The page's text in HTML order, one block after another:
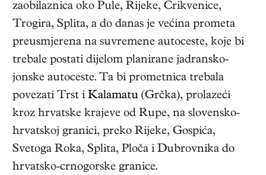
zaobilaznica oko Pule, Rijeke, Crikvenice,
Trogira, Splita, a do danas je većina prometa
preusmjerena na suvremene autoceste, koje bi
trebale postati dijelom planirane jadransko-
jonske autoceste. Ta bi prometnica trebala
povezati Trst i Kalamatu (Grčka), prolazeći
kroz hrvatske krajeve od Rupe, na slovensko-
hrvatskoj granici, preko Rijeke, Gospića,
Svetoga Roka, Splita, Ploča i Dubrovnika do
hrvatsko-crnogorske granice.